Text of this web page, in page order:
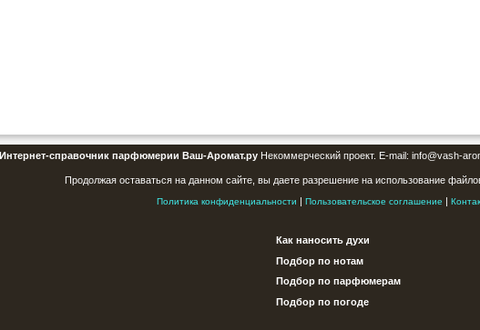
Интернет-справочник парфюмерии Ваш-Аромат.руНекоммерческий проект. E-mail: info@vash-
Продолжая оставаться на данном сайте, вы даете разрешение на использование
Политика конфиденциальности | Пользовательское соглашение |
Как наносить духи
Подбор по нотам
Подбор по парфюмерам
Подбор по погоде